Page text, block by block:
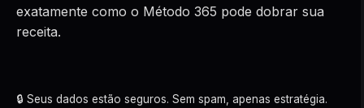
exatamente como o Método 365 pode dobrar sua
receita.
🔒 Seus dados estão seguros. Sem spam, apenas estratégia.